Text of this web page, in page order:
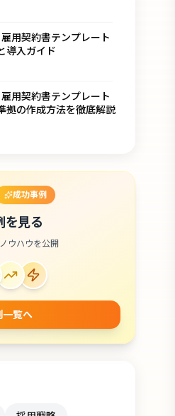
用契約書テンプレート
導入ガイド
用契約書テンプレート
拠の作成方法を徹底解説
成功事例
を見る
ウハウを公開
一覧へ